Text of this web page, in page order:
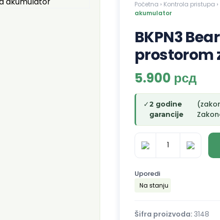
Početna › Kontrola pristupa ›
akumulator
BKPN3
prostorom
5.900 рсд
✓2 godine
garancije
BKPN3
napajanje
12
3A
Uporedi
Na stanju
Šifra proizvoda: 3148